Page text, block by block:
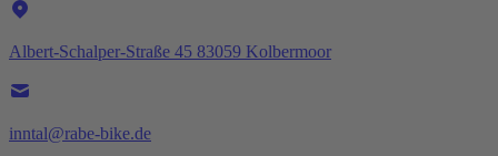
Albert-Schalper-Straße 45 83059 Kolbermoor
inntal@rabe-bike.de